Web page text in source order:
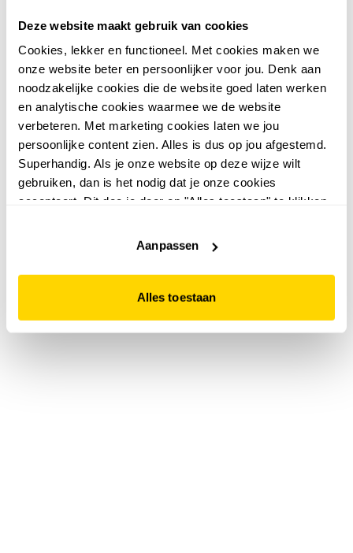
Deze website maakt gebruik van cookies
Cookies, lekker en functioneel. Met cookies maken we
onze website beter en persoonlijker voor jou. Denk aan
noodzakelijke cookies die de website goed laten werken
en analytische cookies waarmee we de website
verbeteren. Met marketing cookies laten we jou
persoonlijke content zien. Alles is dus op jou afgestemd.
Superhandig. Als je onze website op deze wijze wilt
gebruiken, dan is het nodig dat je onze cookies
accepteert. Dit doe je door op "Alles toestaan" te klikken.
website niet optimaal functioneert.
Aanpassen
Alles toestaan